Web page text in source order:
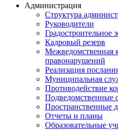
Администрация
Структура
Руководители
Градостроительное
Кадровый резерв
Межведомственная
правонарушений
Реализация
Муниципальная
Противодействие
Подведомственные
Пространственные
Отчеты и планы
Образовательные